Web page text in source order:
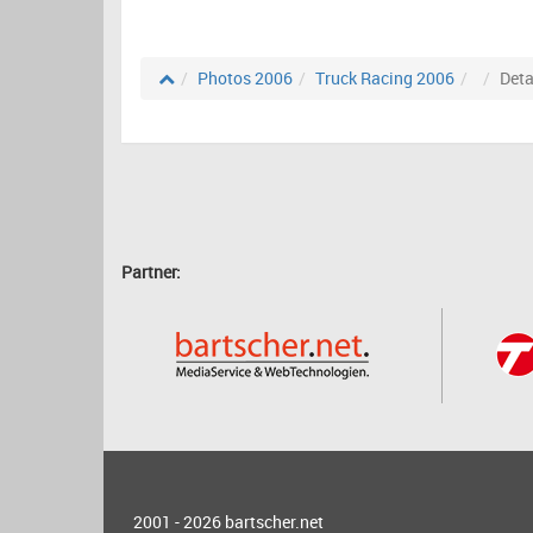
Photos 2006 Truck Racing 2006
Partner:
2001 - 2026 bartscher.net